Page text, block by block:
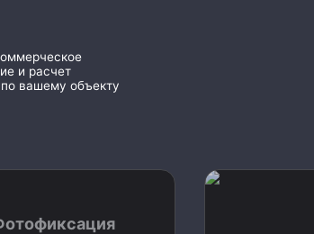
и расчет
вашему объекту